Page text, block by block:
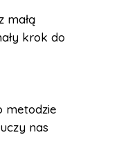
małą
krok do
metodzie
nas